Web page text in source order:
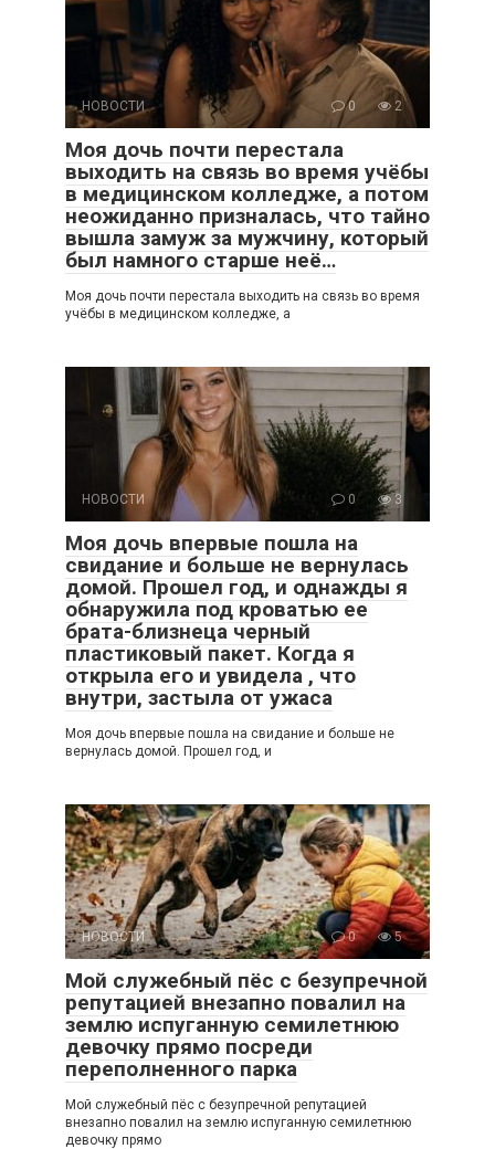
НОВОСТИ 0 2
Моя дочь почти перестала
выходить на связь во время учёбы
в медицинском колледже, а потом
неожиданно призналась, что тайно
вышла замуж за мужчину, который
был намного старше неё…
Моя дочь почти перестала выходить на связь во время
учёбы в медицинском колледже, а
НОВОСТИ 0 3
Моя дочь впервые пошла на
свидание и больше не вернулась
домой. Прошел год, и однажды я
обнаружила под кроватью ее
брата-близнеца черный
пластиковый пакет. Когда я
открыла его и увидела , что
внутри, застыла от ужаса
Моя дочь впервые пошла на свидание и больше не
вернулась домой. Прошел год, и
НОВОСТИ 0 5
Мой служебный пёс с безупречной
репутацией внезапно повалил на
землю испуганную семилетнюю
девочку прямо посреди
переполненного парка
Мой служебный пёс с безупречной репутацией
внезапно повалил на землю испуганную семилетнюю
девочку прямо